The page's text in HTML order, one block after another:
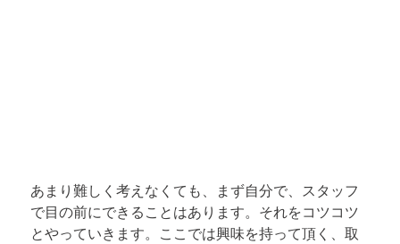
あまり難しく考えなくても、まず自分で、スタッフ
で目の前にできることはあります。それをコツコツ
とやっていきます。ここでは興味を持って頂く、取